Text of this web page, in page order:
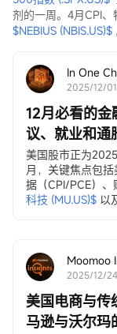
剂的一周。4月CPI
$NEBIUS (NBIS.US)$ ,
In One
2025/12/
12月必看的
议、就业和通
美国股市正为
月，关键焦点包
据（CPI/PCE）、
科技 (MU.US)$ 以
Moomoo
2025/12/
美国电商与传
马逊与沃尔玛